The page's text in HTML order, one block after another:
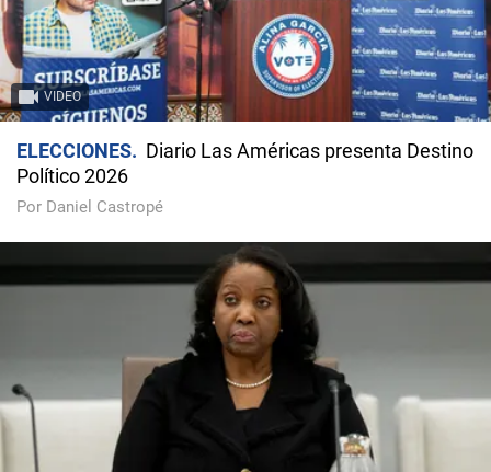
VIDEO
ELECCIONES
Diario Las Américas presenta Destino
Político 2026
Por Daniel Castropé